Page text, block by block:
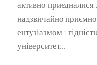
активно
надзвичайно приємно
ентузіазмом і
університет...